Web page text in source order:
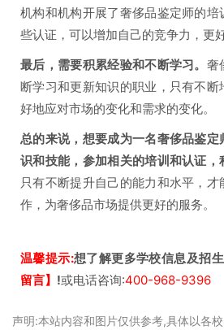
机构和机构开展了奢侈品鉴定师的
些认证，可以增加自己的竞争力，更
最后，需要积累经验和不断学习。 奢
断学习和更新知识的职业，只有不断
好地应对市场的变化和需求的变化。
总的来说，想要成为一名奢侈品鉴
识和技能，参加相关的培训和认证，
只有不断提升自己的能力和水平，
作，为奢侈品市场提供更好的服务。
温馨提示:想了解更多学校信息及招
留言】 !或电话咨询:400-968-9396
声明:本站内容和图片仅供参考,具体以各